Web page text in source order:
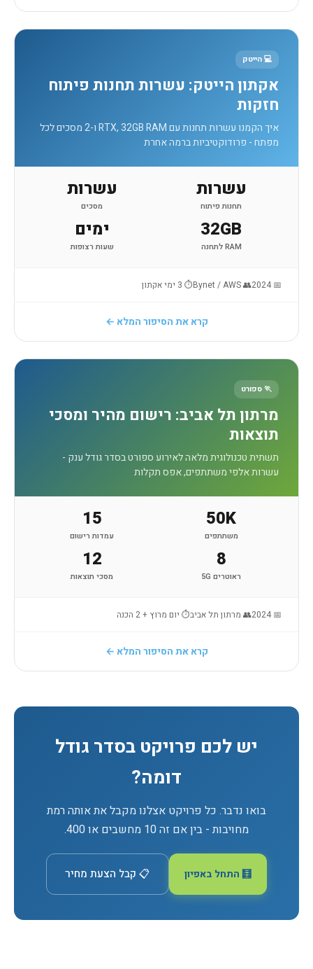
💻 הייטק
אקתון הייטק: עשרות תחנות פיתוח
חזקות
איך הקמנו עשרות תחנות עם RTX, 32GB RAM ו-2 מסכים לכל
מפתח - פרודוקטיביות ברמה אחרת
עשרות
תחנות פיתוח
עשרות
מסכים
32GB
RAM לתחנה
ימים
שעות רצופות
📅 2024
👥 Bynet / AWS ⏱ 3 ימי אקתון
קרא את הסיפור המלא ←
🏃 ספורט
מרתון תל אביב: רישום מהיר ומסכי
תוצאות
תשתית טכנולוגית מלאה לאירוע ספורט בסדר גודל ענק -
עשרות אלפי משתתפים, אפס תקלות
50K
משתתפים
15
עמדות רישום
8
ראוטרים 5G
12
מסכי תוצאות
📅 2024 👥 מרתון תל אביב⏱ יום מרוץ + 2 הכנה
קרא את הסיפור המלא ←
יש לכם פרויקט בסדר גודל
דומה?
בואו נדבר. כל פרויקט אצלנו מקבל את אותה רמת
מחויבות - בין אם זה 10 מחשבים או 400.
🧮 התחל באפיון 📋 קבל הצעת מחיר